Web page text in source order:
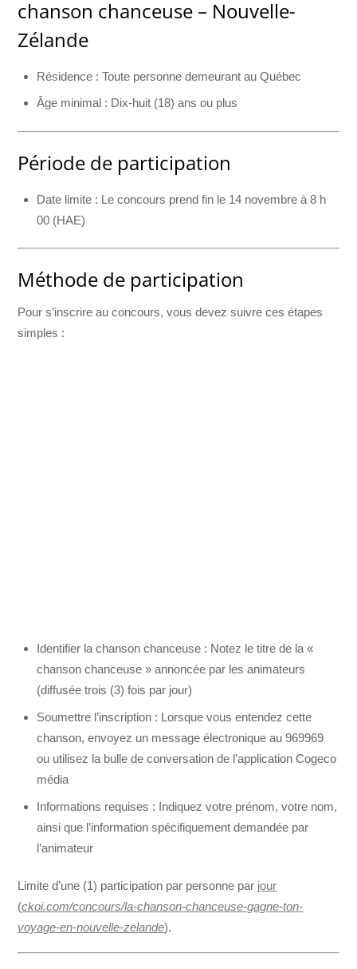
chanson chanceuse – Nouvelle-
Zélande
Résidence : Toute personne demeurant au Québec
Âge minimal : Dix-huit (18) ans ou plus
Période de participation
Date limite : Le concours prend fin le 14 novembre à 8 h
00 (HAE)
Méthode de participation
Pour s’inscrire au concours, vous devez suivre ces étapes
simples :
Identifier la chanson chanceuse : Notez le titre de la «
chanson chanceuse » annoncée par les animateurs
(diffusée trois (3) fois par jour)
Soumettre l’inscription : Lorsque vous entendez cette
chanson, envoyez un message électronique au 969969
ou utilisez la bulle de conversation de l’application Cogeco
média
Informations requises : Indiquez votre prénom, votre nom,
ainsi que l’information spécifiquement demandée par
l’animateur
Limite d’une (1) participation par personne par jour
(ckoi.com/concours/la-chanson-chanceuse-gagne-ton-
voyage-en-nouvelle-zelande).